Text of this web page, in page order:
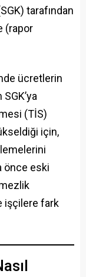
tarafından
(rapor
ücretlerin
(TİS)
için,
önce eski
işçilere fark